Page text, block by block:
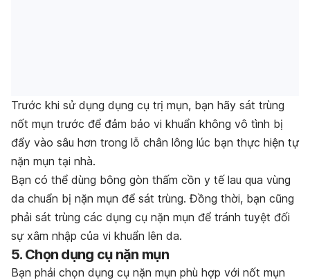
Trước khi sử dụng dụng cụ trị mụn, bạn hãy sát trùng
nốt mụn trước để đảm bảo vi khuẩn không vô tình bị
đẩy vào sâu hơn trong lỗ chân lông lúc bạn thực hiện tự
nặn mụn tại nhà.
Bạn có thể dùng bông gòn thấm cồn y tế lau qua vùng
da chuẩn bị nặn mụn để sát trùng. Đồng thời, bạn cũng
phải sát trùng các dụng cụ nặn mụn để tránh tuyệt đối
sự xâm nhập của vi khuẩn lên da.
5. Chọn dụng cụ nặn mụn
Bạn phải chọn dụng cụ nặn mụn phù hợp với nốt mụn